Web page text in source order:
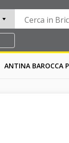
ANTINA BAROCCA